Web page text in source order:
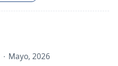
Mayo, 2026